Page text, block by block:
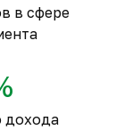
в сфере
дохода